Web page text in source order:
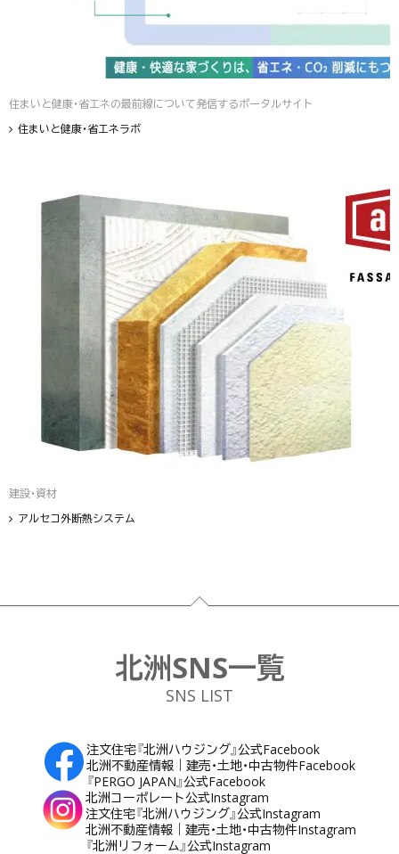
住まいと健康・省エネの最前線について発信するポータルサイト
住まいと健康・省エネラボ
建設・資材
アルセコ外断熱システム
フッター
北洲SNS一覧
SNS LIST
注文住宅『北洲ハウジング』公式Facebook
北洲不動産情報｜建売・土地・中古物件Facebook
『PERGO JAPAN』公式Facebook
北洲コーポレート公式Instagram
注文住宅『北洲ハウジング』公式Instagram
北洲不動産情報｜建売・土地・中古物件Instagram
『北洲リフォーム』公式Instagram